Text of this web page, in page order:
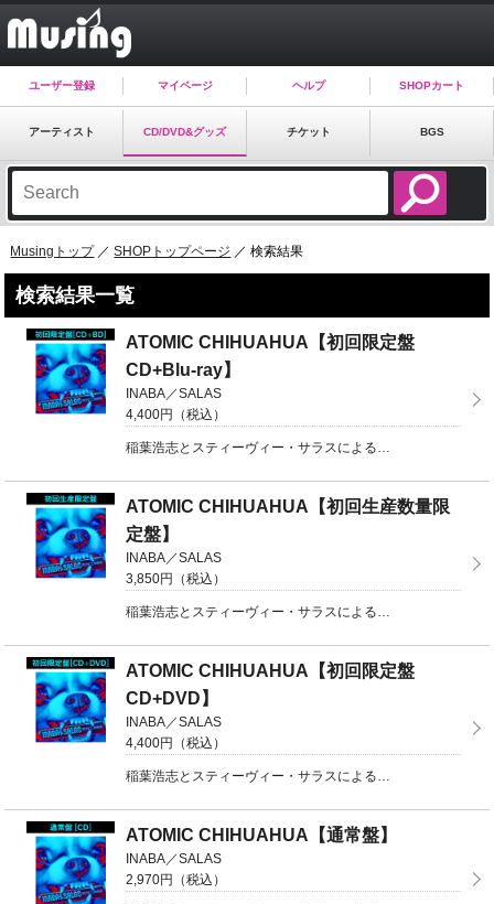
ユーザー登録 マイページ ヘルプ SHOPカート
アーティスト CD/DVD&グッズ チケット BGS
Musingトップ／SHOPトップページ ／ 検索結果
検索結果一覧
ATOMIC CHIHUAHUA【初回限定盤
CD+Blu-ray】
INABA／SALAS
4,400円（税込）
稲葉浩志とスティーヴィー・サラスによる「INABA ／ SALAS」再始動！前作から約5年ぶりのアル ...
ATOMIC CHIHUAHUA【初回生産数量限
定盤】
INABA／SALAS
3,850円（税込）
稲葉浩志とスティーヴィー・サラスによる「INABA ／ SALAS」再始動！前作から約5年ぶりのアル ...
ATOMIC CHIHUAHUA【初回限定盤
CD+DVD】
INABA／SALAS
4,400円（税込）
稲葉浩志とスティーヴィー・サラスによる「INABA ／ SALAS」再始動！前作から約5年ぶりのアル ...
ATOMIC CHIHUAHUA【通常盤】
INABA／SALAS
2,970円（税込）